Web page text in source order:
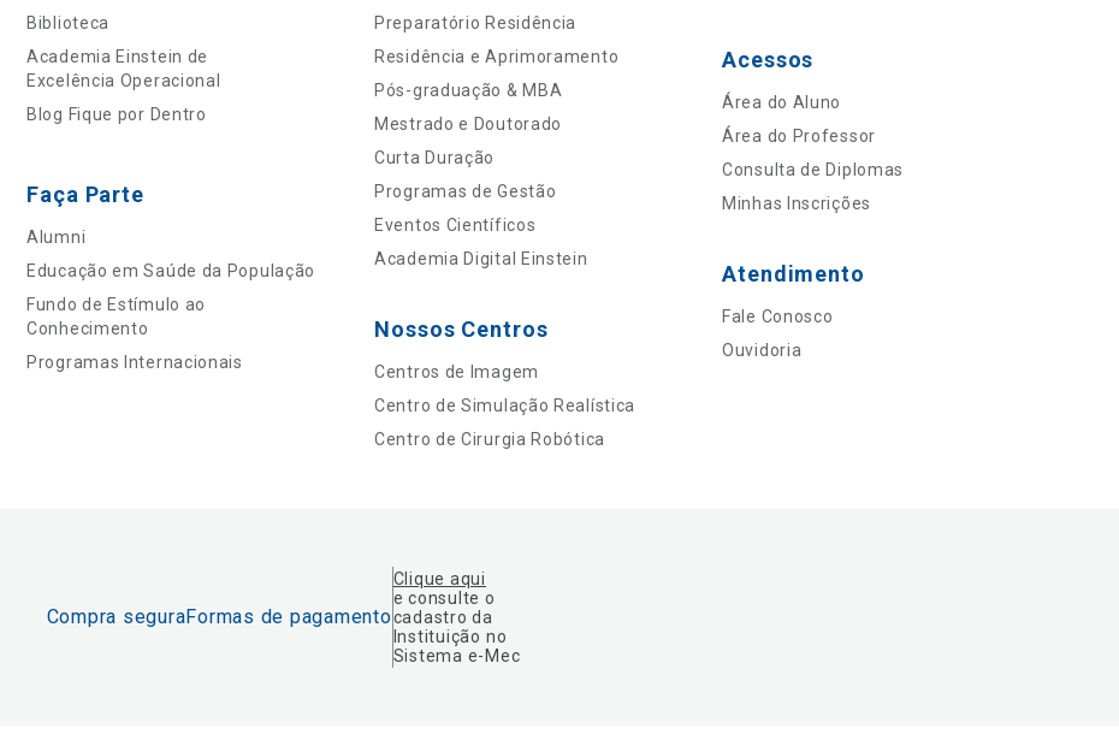
Biblioteca
Academia Einstein de
Excelência Operacional
Blog Fique por Dentro
Faça Parte
Alumni
Educação em Saúde da População
Fundo de Estímulo ao
Conhecimento
Programas Internacionais
Preparatório Residência
Residência e Aprimoramento
Pós-graduação & MBA
Mestrado e Doutorado
Curta Duração
Programas de Gestão
Eventos Científicos
Academia Digital Einstein
Nossos Centros
Centros de Imagem
Centro de Simulação Realística
Centro de Cirurgia Robótica
Acessos
Área do Aluno
Área do Professor
Consulta de Diplomas
Minhas Inscrições
Atendimento
Fale Conosco
Ouvidoria
Compra seguraFormas de pagamento
Clique aqui
e consulte o
cadastro da
Instituição no
Sistema e-Mec